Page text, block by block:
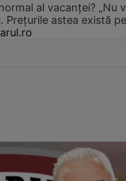
al vacanței? „Nu
Prețurile astea există